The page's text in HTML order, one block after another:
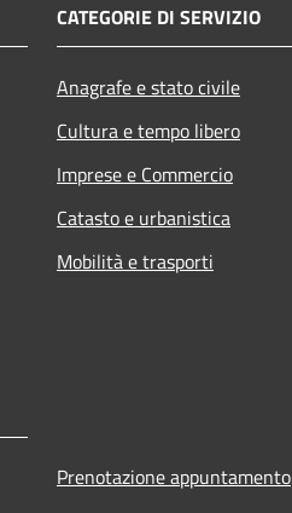
CATEGORIE DI SERVIZIO
Anagrafe e stato civile
Cultura e tempo libero
Imprese e Commercio
Catasto e urbanistica
Mobilità e trasporti
Prenotazione appuntamento